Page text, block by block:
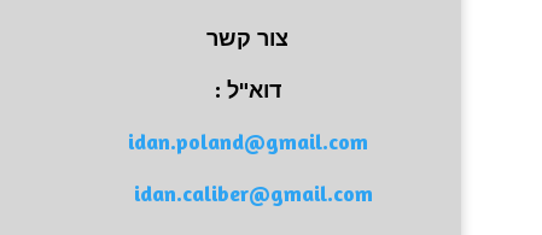
צור קשר
דוא"ל :
idan.poland@gmail.com
idan.caliber@gmail.com